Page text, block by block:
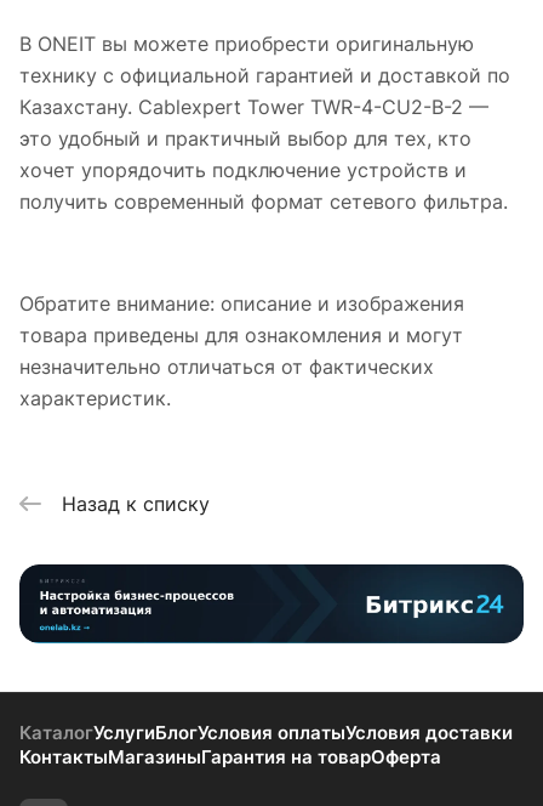
В ONEIT вы можете приобрести оригинальную
технику с официальной гарантией и доставкой по
Казахстану. Cablexpert Tower TWR-4-CU2-B-2 —
это удобный и практичный выбор для тех, кто
хочет упорядочить подключение устройств и
получить современный формат сетевого фильтра.
Обратите внимание: описание и изображения
товара приведены для ознакомления и могут
незначительно отличаться от фактических
характеристик.
Назад к списку
КаталогУслугиБлогУсловия оплатыУсловия доставки
КонтактыМагазиныГарантия на товарОферта